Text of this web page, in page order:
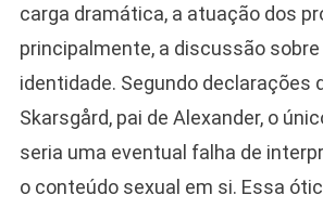
carga dramática, a atuação dos
principalmente, a discussão sobre
identidade. Segundo declarações
Skarsgård, pai de Alexander, o
seria uma eventual falha de
o conteúdo sexual em si. Essa